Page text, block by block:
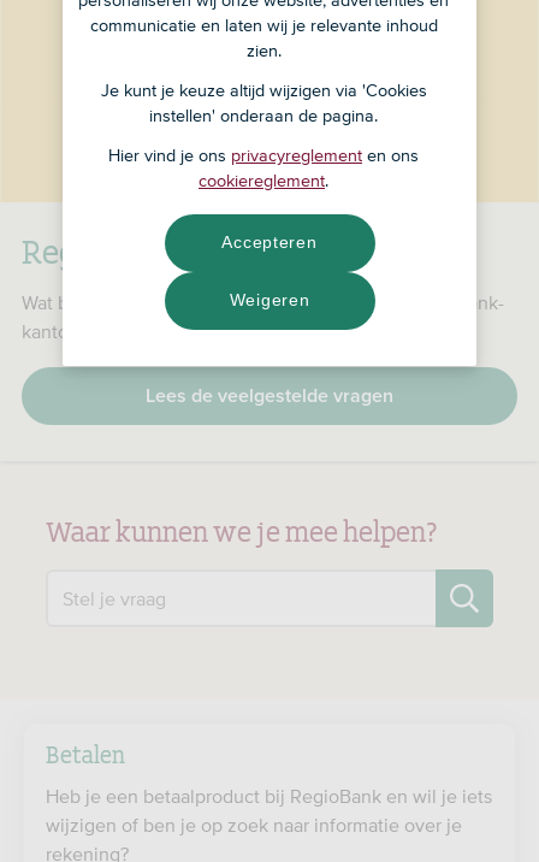
RegioBank is nu ASN Bank
Wat betekent dat voor jou, je producten en je RegioBank-
kantoor?
Lees de veelgestelde vragen
Waar kunnen we je mee helpen?
Stel je vraag
Betalen
Heb je een betaalproduct bij RegioBank en wil je iets
wijzigen of ben je op zoek naar informatie over je
rekening?
communicatie en laten wij je relevante inhoud
zien.
Je kunt je keuze altijd wijzigen via 'Cookies
instellen' onderaan de pagina.
Hier vind je ons privacyreglement en ons
cookiereglement.
Weigeren
Accepteren